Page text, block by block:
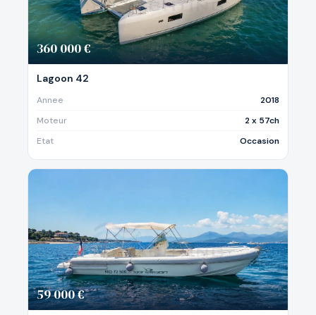
360 000 €
Lagoon 42
Annee
2018
Moteur
2 x 57ch
Etat
Occasion
59 000 €